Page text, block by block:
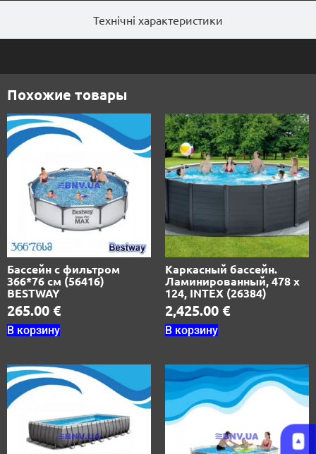
Технічні характеристики
Похожие товары
Бассейн с фильтром
366*76 см (56416)
BESTWAY
265.00 €
В корзину
Каркасный бассейн.
Ламинированный, 478 х
124, INTEX (26384)
2,425.00 €
В корзину